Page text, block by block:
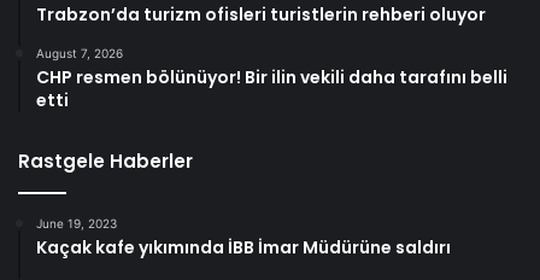
Trabzon’da turizm ofisleri turistlerin rehberi oluyor
August 7, 2026
CHP resmen bölünüyor! Bir ilin vekili daha tarafını belli
etti
Rastgele Haberler
June 19, 2023
Kaçak kafe yıkımında İBB İmar Müdürüne saldırı